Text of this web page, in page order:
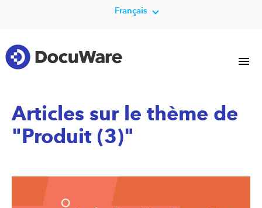
Français
Articles sur le thème de
"Produit (3)"